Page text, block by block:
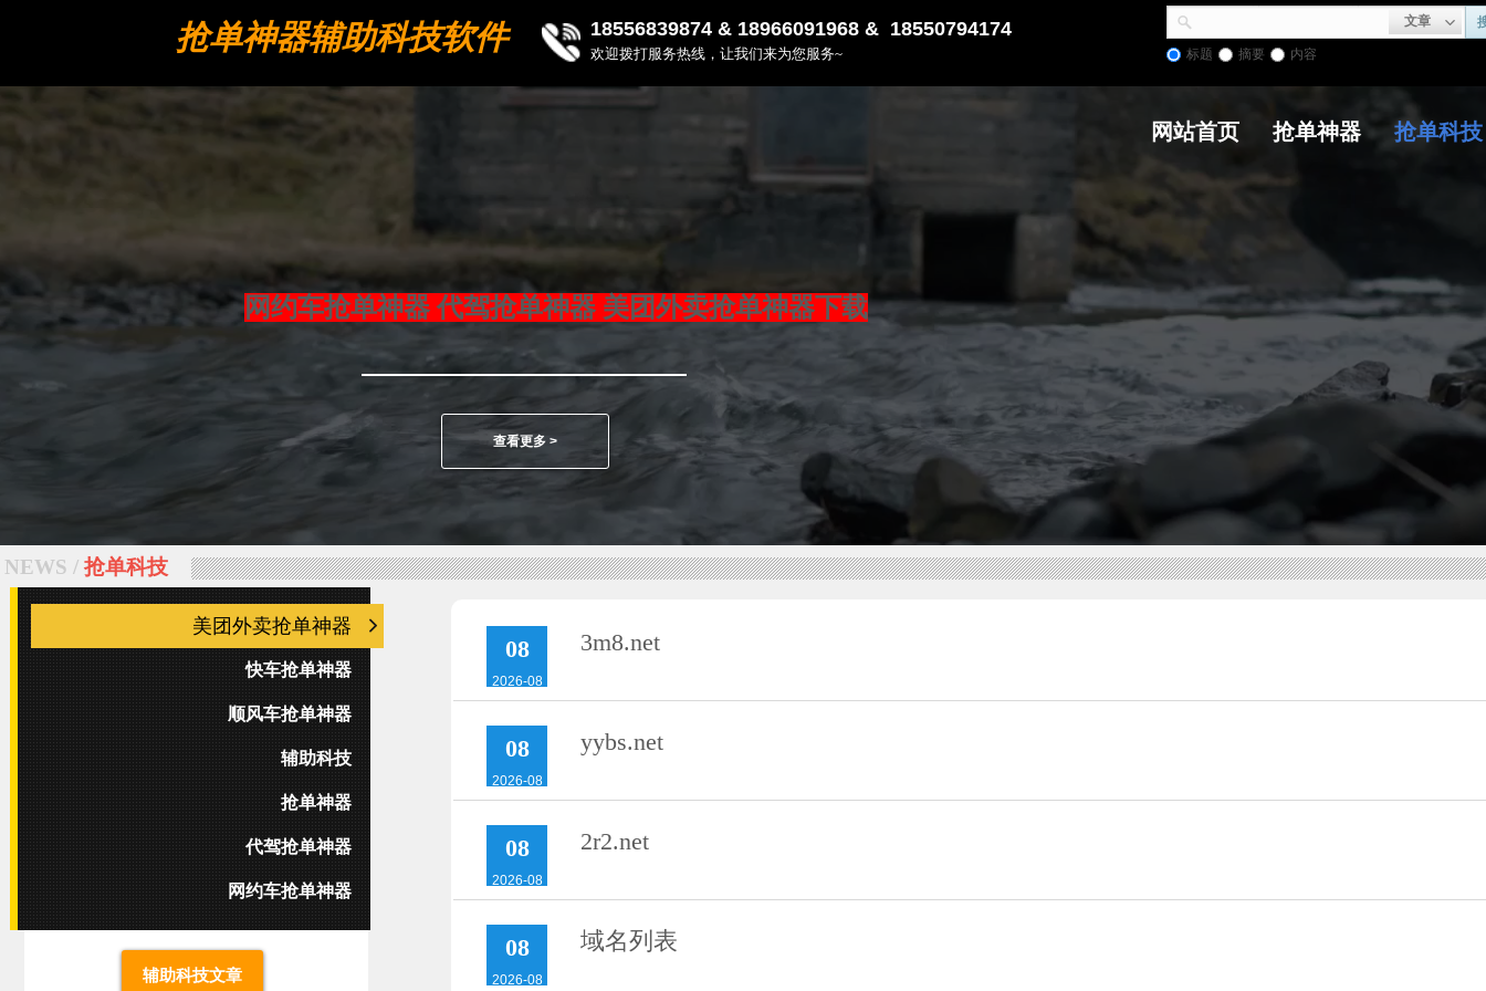
网站首页 抢单神器 抢单科技
网约车抢单神器 代驾抢单神器 美团外卖抢单神器下载
查看更多 >
NEWS / 抢单科技
美团外卖抢单神器
快车抢单神器
顺风车抢单神器
辅助科技
抢单神器
代驾抢单神器
网约车抢单神器
08
2026-08
3m8.net
08
2026-08
yybs.net
08
2026-08
2r2.net
08
2026-08
域名列表
辅助科技文章
抢单神器辅助科技软件
工具
18556839874 & 18966091968 & 18550794174
欢迎拨打服务热线，让我们来为您服务~
文章
标题 摘要 内容